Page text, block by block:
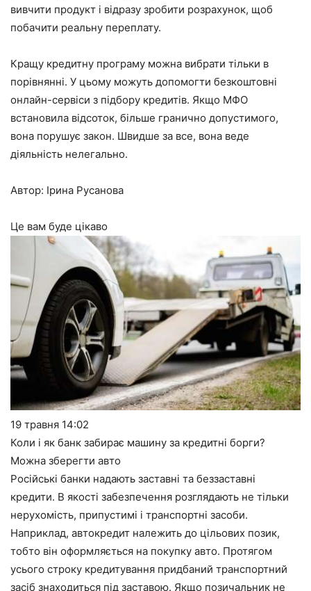
вивчити продукт і відразу зробити розрахунок, щоб
побачити реальну переплату.
Кращу кредитну програму можна вибрати тільки в
порівнянні. У цьому можуть допомогти безкоштовні
онлайн-сервіси з підбору кредитів. Якщо МФО
встановила відсоток, більше гранично допустимого,
вона порушує закон. Швидше за все, вона веде
діяльність нелегально.
Автор: Ірина Русанова
Це вам буде цікаво
19 травня 14:02
Коли і як банк забирає машину за кредитні борги?
Можна зберегти авто
Російські банки надають заставні та беззаставні
кредити. В якості забезпечення розглядають не тільки
нерухомість, припустимі і транспортні засоби.
Наприклад, автокредит належить до цільових позик,
тобто він оформляється на покупку авто. Протягом
усього строку кредитування придбаний транспортний
засіб знаходиться під заставою. Якщо позичальник не